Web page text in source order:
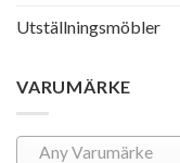
Utställningsmöbler
VARUMÄRKE
Any Varumärke